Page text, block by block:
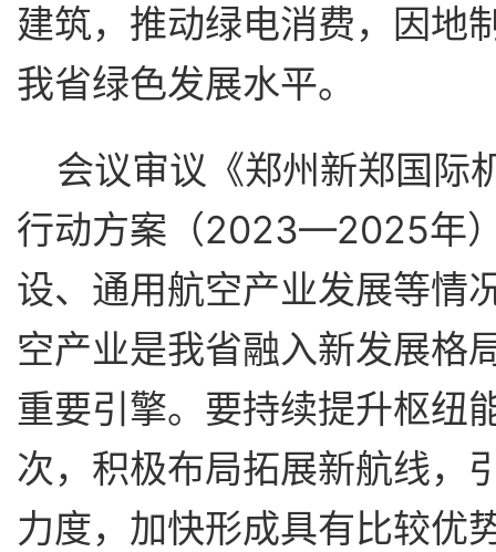
建筑，推动绿电消费，因地
我省绿色发展水平。
会议审议《郑州新郑国际
行动方案（2023—2025年
设、通用航空产业发展等情
空产业是我省融入新发展格
重要引擎。要持续提升枢纽
次，积极布局拓展新航线，
力度，加快形成具有比较优